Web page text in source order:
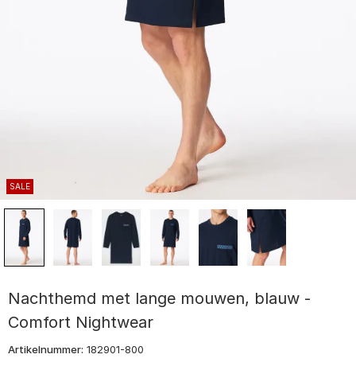
SALE
Nachthemd met lange mouwen, blauw -
Comfort Nightwear
Artikelnummer: 182901-800